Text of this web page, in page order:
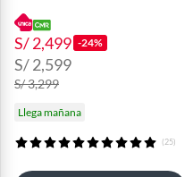
S/ 2,499 -24%
S/ 2,599
S/ 3,299
Llega mañana
(25)